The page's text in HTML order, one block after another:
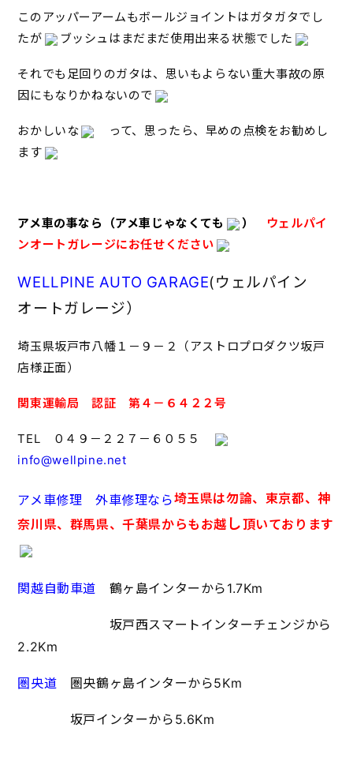
このアッパーアームもボールジョイントはガタガタでし
たが
ブッシュはまだまだ使用出来る状態でした
それでも足回りのガタは、思いもよらない重大事故の原
因にもなりかねないので
おかしいな
って、思ったら、早めの点検をお勧めし
ます
アメ車の事なら（アメ車じゃなくても ）
ウェルパイ
ンオートガレージにお任せください
WELLPINE AUTO GARAGE(ウェルパイン
オートガレージ）
埼玉県坂戸市八幡１－９－２（アストロプロダクツ坂戸
店様正面）
関東運輸局 認証 第４－６４２２号
TEL ０４９－２２７－６０５５
info@wellpine.net
アメ車修理 外車修理なら埼玉県は勿論、東京都、神
奈川県、群馬県、千葉県からもお越 し頂いております
関越自動車道 鶴ヶ島インターから1.7Km
坂戸西スマートインターチェンジから
2.2Km
圏央道 圏央鶴ヶ島インターから5Km
坂戸インターから5.6Km